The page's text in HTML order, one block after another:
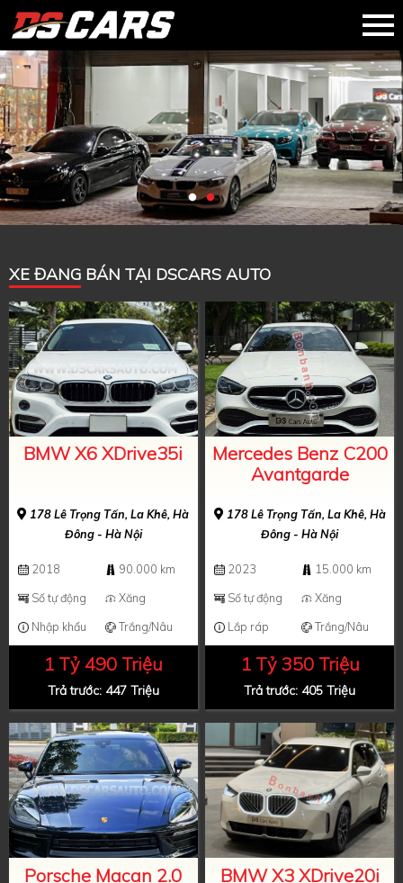
XE ĐANG BÁN TẠI DSCARS AUTO
BMW X6 XDrive35i
178 Lê Trọng Tấn, La Khê, Hà
Đông - Hà Nội
2018
90.000 km
Số tự động
Xăng
Nhập khẩu
Trắng/Nâu
1 Tỷ 490 Triệu
Trả trước: 447 Triệu
Mercedes Benz C200
Avantgarde
178 Lê Trọng Tấn, La Khê, Hà
Đông - Hà Nội
2023
15.000 km
Số tự động
Xăng
Lắp ráp
Trắng/Nâu
1 Tỷ 350 Triệu
Trả trước: 405 Triệu
Porsche Macan 2.0 BMW X3 XDrive20i